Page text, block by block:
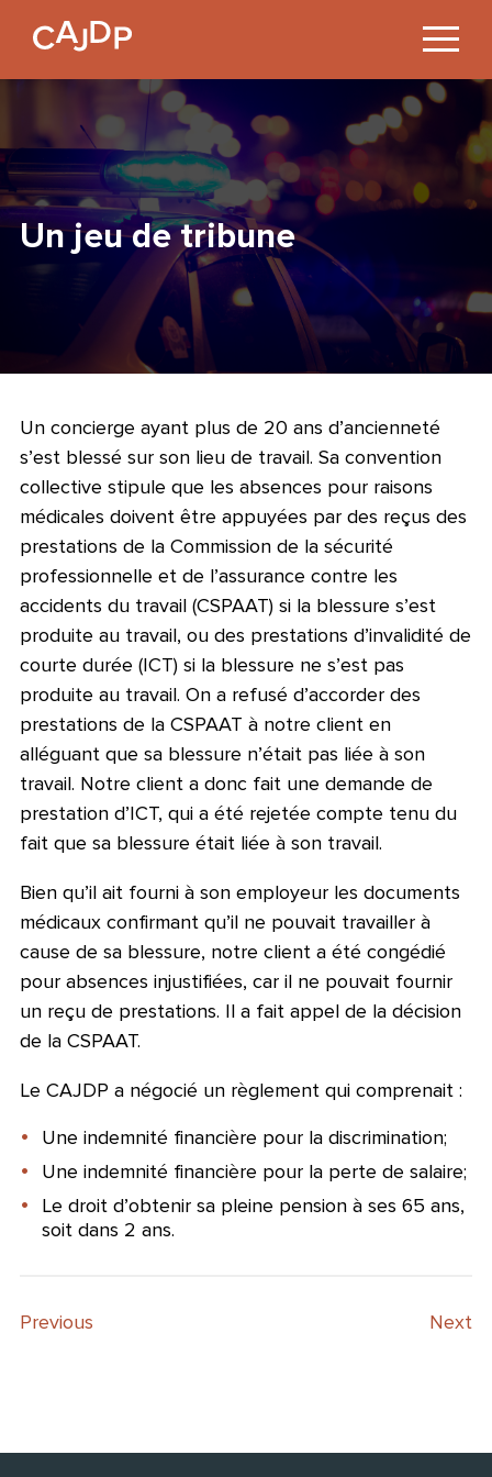
Un jeu de tribune
Un concierge ayant plus de 20 ans d’ancienneté
s’est blessé sur son lieu de travail. Sa convention
collective stipule que les absences pour raisons
médicales doivent être appuyées par des reçus des
prestations de la Commission de la sécurité
professionnelle et de l’assurance contre les
accidents du travail (CSPAAT) si la blessure s’est
produite au travail, ou des prestations d’invalidité de
courte durée (ICT) si la blessure ne s’est pas
produite au travail. On a refusé d’accorder des
prestations de la CSPAAT à notre client en
alléguant que sa blessure n’était pas liée à son
travail. Notre client a donc fait une demande de
prestation d’ICT, qui a été rejetée compte tenu du
fait que sa blessure était liée à son travail.
Bien qu’il ait fourni à son employeur les documents
médicaux confirmant qu’il ne pouvait travailler à
cause de sa blessure, notre client a été congédié
pour absences injustifiées, car il ne pouvait fournir
un reçu de prestations. Il a fait appel de la décision
de la CSPAAT.
Le CAJDP a négocié un règlement qui comprenait :
Une indemnité financière pour la discrimination;
Une indemnité financière pour la perte de salaire;
Le droit d’obtenir sa pleine pension à ses 65 ans,
soit dans 2 ans.
Previous Next